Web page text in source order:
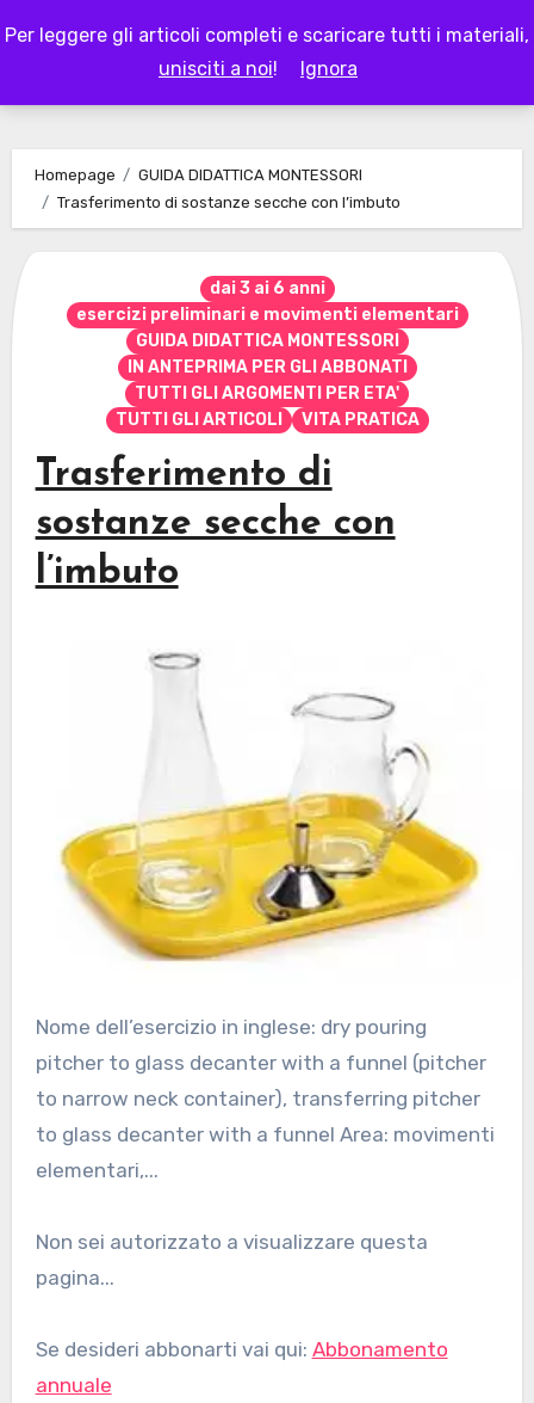
Per leggere gli articoli completi e scaricare tutti i materiali,
unisciti a noi! Ignora
to
LAPAPPADOLCE
Homepage
GUIDA DIDATTICA MONTESSORI
Trasferimento di sostanze secche con l’imbuto
dai 3 ai 6 anni
esercizi preliminari e movimenti elementari
GUIDA DIDATTICA MONTESSORI
IN ANTEPRIMA PER GLI ABBONATI
TUTTI GLI ARGOMENTI PER ETA'
TUTTI GLI ARTICOLI
VITA PRATICA
Trasferimento di
sostanze secche con
l’imbuto
Nome dell’esercizio in inglese: dry pouring
pitcher to glass decanter with a funnel (pitcher
to narrow neck container), transferring pitcher
to glass decanter with a funnel Area: movimenti
elementari,...
Non sei autorizzato a visualizzare questa
pagina...
Se desideri abbonarti vai qui: Abbonamento
annuale